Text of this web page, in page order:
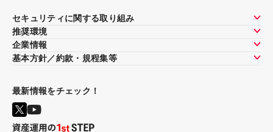
セキュリティに関する取り組み
推奨環境
企業情報
基本方針／約款・規程集等
最新情報をチェック！